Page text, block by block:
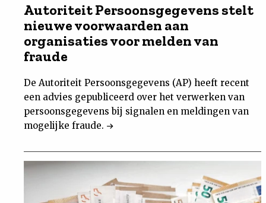
Autoriteit Persoonsgegevens stelt
nieuwe voorwaarden aan
organisaties voor melden van
fraude
De Autoriteit Persoonsgegevens (AP) heeft recent
een advies gepubliceerd over het verwerken van
persoonsgegevens bij signalen en meldingen van
mogelijke fraude.